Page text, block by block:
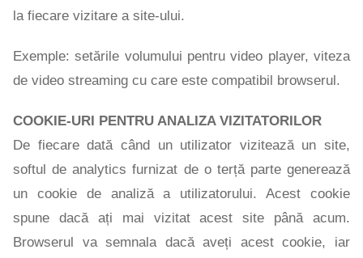
la fiecare vizitare a site-ului.
Exemple: setările volumului pentru video player, viteza
de video streaming cu care este compatibil browserul.
COOKIE-URI PENTRU ANALIZA VIZITATORILOR
De fiecare dată când un utilizator vizitează un site,
softul de analytics furnizat de o terță parte generează
un cookie de analiză a utilizatorului. Acest cookie
spune dacă ați mai vizitat acest site până acum.
Browserul va semnala dacă aveți acest cookie, iar